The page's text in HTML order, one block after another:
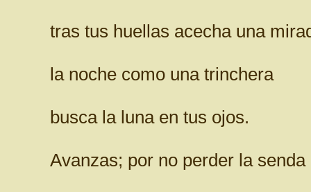
tras tus huellas acecha una
la noche como una trinchera
busca la luna en tus ojos.
Avanzas; por no perder la senda